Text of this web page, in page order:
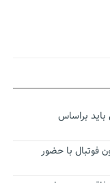
باید براساس
فوتبال با حضور